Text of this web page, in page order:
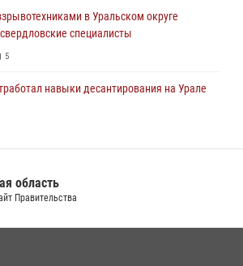
в Уральском округе
специалисты
5
навыки десантирования на Урале
4 область
Правительства